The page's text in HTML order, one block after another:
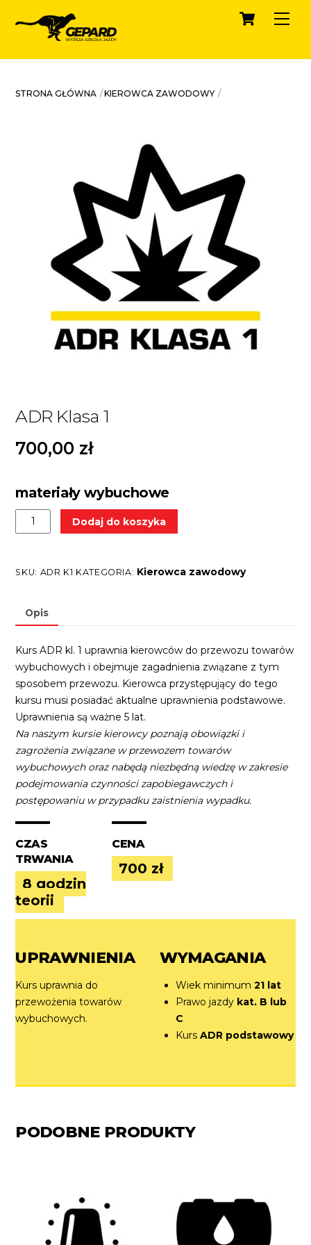
Cart
STRONA GŁÓWNA KIEROWCA ZAWODOWY
ADR Klasa 1
700,00 zł
materiały wybuchowe
ilość
ADR
1
Dodaj do koszyka
l
e
i
v
e
:
SKU: ADR K1 KATEGORIA: Kierowca zawodowy
Opis
Kurs ADR kl. 1 uprawnia kierowców do przewozu towarów
wybuchowych i obejmuje zagadnienia związane z tym
sposobem przewozu. Kierowca przystępujący do tego
kursu musi posiadać aktualne uprawnienia podstawowe.
Uprawnienia są ważne 5 lat.
Na naszym kursie kierowcy poznają obowiązki i
zagrożenia związane w przewozem towarów
wybuchowych oraz nabędą niezbędną wiedzę w zakresie
podejmowania czynności zapobiegawczych i
postępowaniu w przypadku zaistnienia wypadku.
CZAS
TRWANIA
8 godzin
teorii
CENA
700 zł
UPRAWNIENIA
Kurs uprawnia do
przewożenia towarów
wybuchowych.
WYMAGANIA
Wiek minimum 21 lat
Prawo jazdy kat. B lub
C
Kurs ADR podstawowy
PODOBNE PRODUKTY